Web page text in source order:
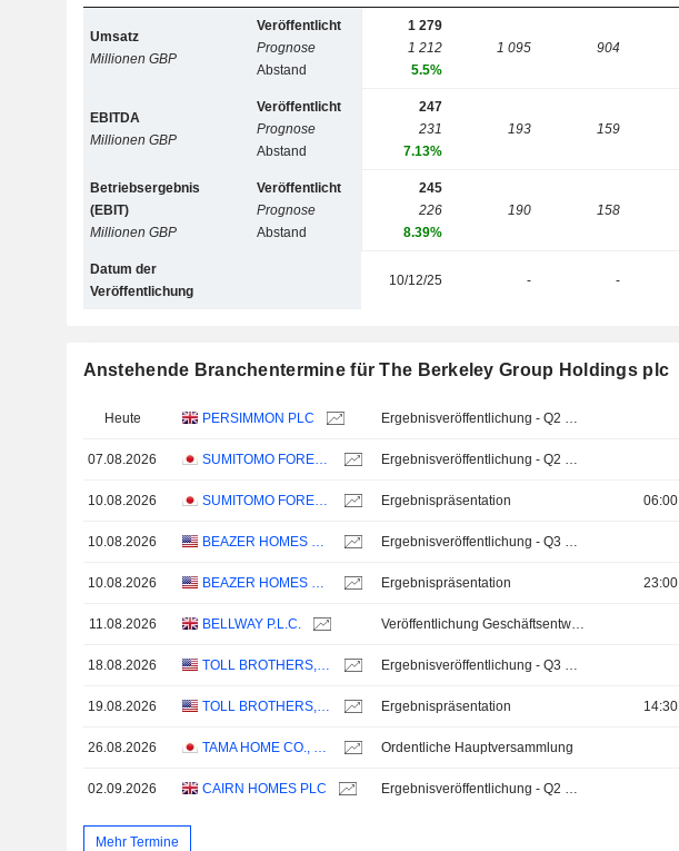
Umsatz
Millionen GBP
Veröffentlicht
Prognose
Abstand
1 279
1 212
5.5%
1 095 904
EBITDA
Millionen GBP
Veröffentlicht
Prognose
Abstand
247
231
7.13%
193 159
Betriebsergebnis
(EBIT)
Millionen GBP
Veröffentlicht
Prognose
Abstand
245
226
8.39%
190 158
Datum der
Veröffentlichung
10/12/25 - -
Anstehende Branchentermine für The Berkeley Group Holdings plc
Heute PERSIMMON PLC Ergebnisveröffentlichung - Q2 2026
07.08.2026 SUMITOMO FORESTRY CO., LTD. Ergebnisveröffentlichung - Q2 2026
10.08.2026 SUMITOMO FORESTRY CO., LTD. Ergebnispräsentation 06:00
10.08.2026 BEAZER HOMES USA, INC. Ergebnisveröffentlichung - Q3 2026
10.08.2026 BEAZER HOMES USA, INC. Ergebnispräsentation 23:00
11.08.2026 BELLWAY P.L.C. Veröffentlichung Geschäftsentwicklung - Jährlich 2026
18.08.2026 TOLL BROTHERS, INC. Ergebnisveröffentlichung - Q3 2026
19.08.2026 TOLL BROTHERS, INC. Ergebnispräsentation 14:30
26.08.2026 TAMA HOME CO., LTD. Ordentliche Hauptversammlung
02.09.2026 CAIRN HOMES PLC Ergebnisveröffentlichung - Q2 2026
Mehr Termine